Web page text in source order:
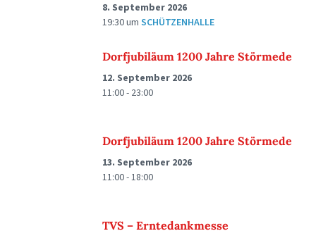
8. September 2026
19:30um SCHÜTZENHALLE
Dorfjubiläum 1200 Jahre Störmede
12. September 2026
11:00 - 23:00
Dorfjubiläum 1200 Jahre Störmede
13. September 2026
11:00 - 18:00
TVS – Erntedankmesse